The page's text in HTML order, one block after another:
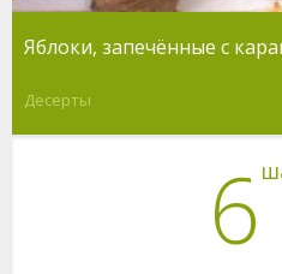
Яблоки, запечённые с
Десерты
6